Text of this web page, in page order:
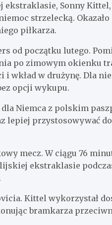
ekstraklasie, Sonny
strzelecką.
piłkarza.
od początku lutego.
po zimowym okienku
wkład w drużynę. Dla
opcji wykupu.
Niemca z polskim
lepiej przystosowywać
mecz. W ciągu 76
ekstraklasie
Kittel wykorzystał
bramkarza